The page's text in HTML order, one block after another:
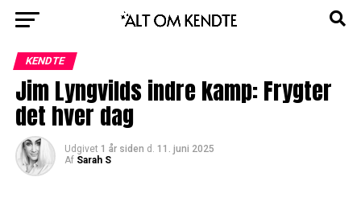
KENDTE
Jim Lyngvilds indre kamp: Frygter
det hver dag
Udgivet 1 år siden d. 11. juni 2025
Af Sarah S